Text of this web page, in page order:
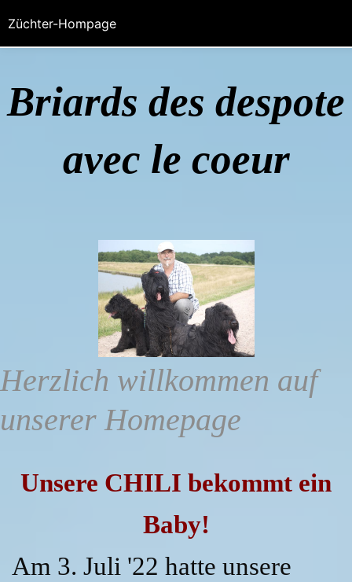
Briards des despote
avec le coeur
Herzlich willkommen auf
unserer Homepage
Unsere CHILI bekommt ein
Baby!
Am 3. Juli '22 hatte unsere
Züchter-Hompage